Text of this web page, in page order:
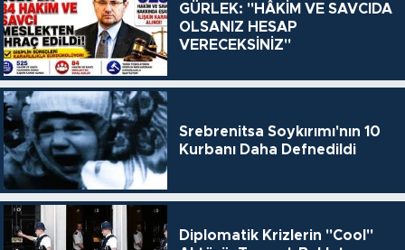
GÜRLEK: "HÂKİM VE SAVCIDA
OLSANIZ HESAP
VERECEKSİNİZ"
Srebrenitsa Soykırımı'nın 10
Kurbanı Daha Defnedildi
Diplomatik Krizlerin "Cool"